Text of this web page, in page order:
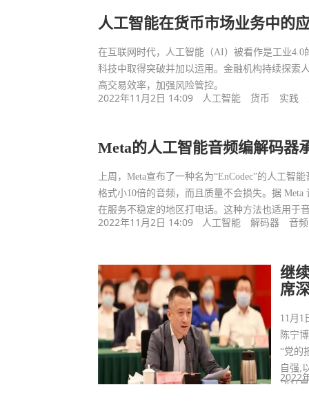
人工智能在货币市场业务中的
在互联网时代，人工智能（AI）被看作是工业
科技中取得突破并加以运用。金融机构持续探索
高交易效率，加强风险管控。
2022年11月2日 14:09 人工智能 货币 实践
Meta的人工智能音频编解码器
上周，Meta宣布了一种名为“EnCodec”的人工智
格式小10倍的音频，而且质量不会损失。据
在服务不稳定的地区打电话。这种方法也适用于
2022年11月2日 14:09 人工智能 解码器 音频
继
席
11月1
陈宁
“党的
自强,
决打
2022